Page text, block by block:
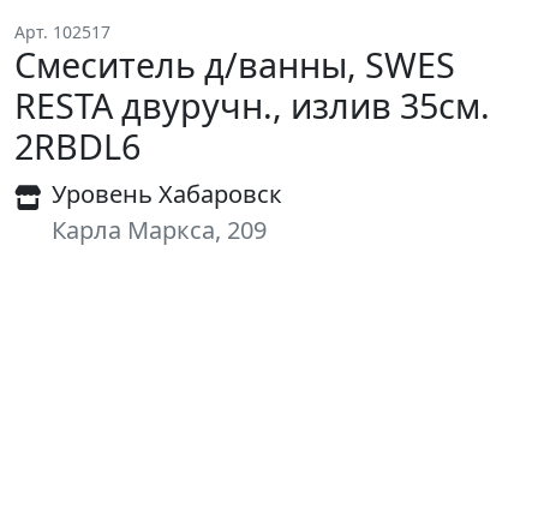
Арт. 102517
Смеситель д/ванны, SWES
RESTA двуручн., излив 35см.
2RBDL6
Уровень Хабаровск
Карла Маркса, 209